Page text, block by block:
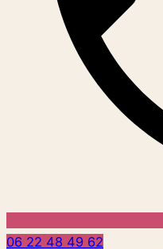
06 22 48 49 62